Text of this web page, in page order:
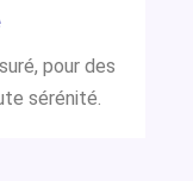
pour des
sérénité.